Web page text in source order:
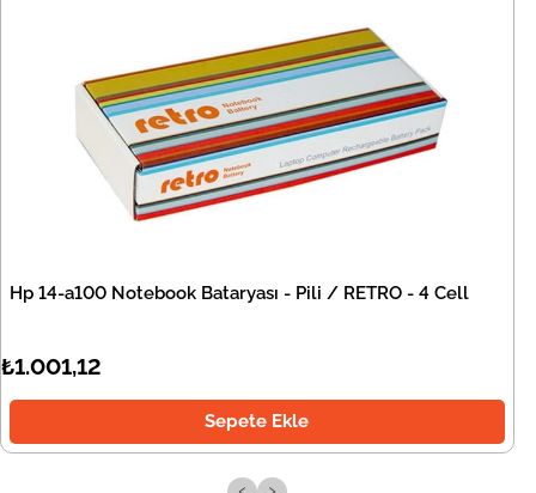
Hp 14-a100 Notebook Bataryası - Pili / RETRO - 4 Cell
₺1.001,12
Sepete Ekle